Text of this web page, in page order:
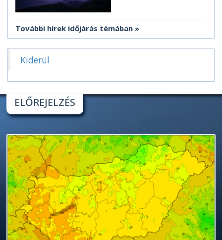
További hírek időjárás témában
Kiderül
ELŐREJELZÉS